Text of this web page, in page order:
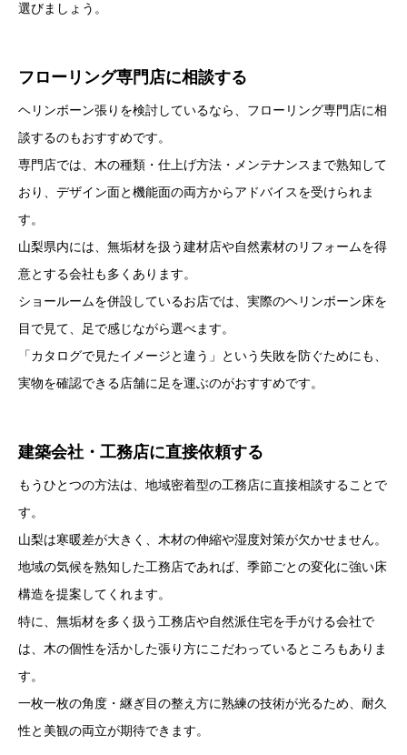
選びましょう。
フローリング専門店に相談する
ヘリンボーン張りを検討しているなら、フローリング専門店に相
談するのもおすすめです。
専門店では、木の種類・仕上げ方法・メンテナンスまで熟知して
おり、デザイン面と機能面の両方からアドバイスを受けられま
す。
山梨県内には、無垢材を扱う建材店や自然素材のリフォームを得
意とする会社も多くあります。
ショールームを併設しているお店では、実際のヘリンボーン床を
目で見て、足で感じながら選べます。
「カタログで見たイメージと違う」という失敗を防ぐためにも、
実物を確認できる店舗に足を運ぶのがおすすめです。
建築会社・工務店に直接依頼する
もうひとつの方法は、地域密着型の工務店に直接相談することで
す。
山梨は寒暖差が大きく、木材の伸縮や湿度対策が欠かせません。
地域の気候を熟知した工務店であれば、季節ごとの変化に強い床
構造を提案してくれます。
特に、無垢材を多く扱う工務店や自然派住宅を手がける会社で
は、木の個性を活かした張り方にこだわっているところもありま
す。
一枚一枚の角度・継ぎ目の整え方に熟練の技術が光るため、耐久
性と美観の両立が期待できます。